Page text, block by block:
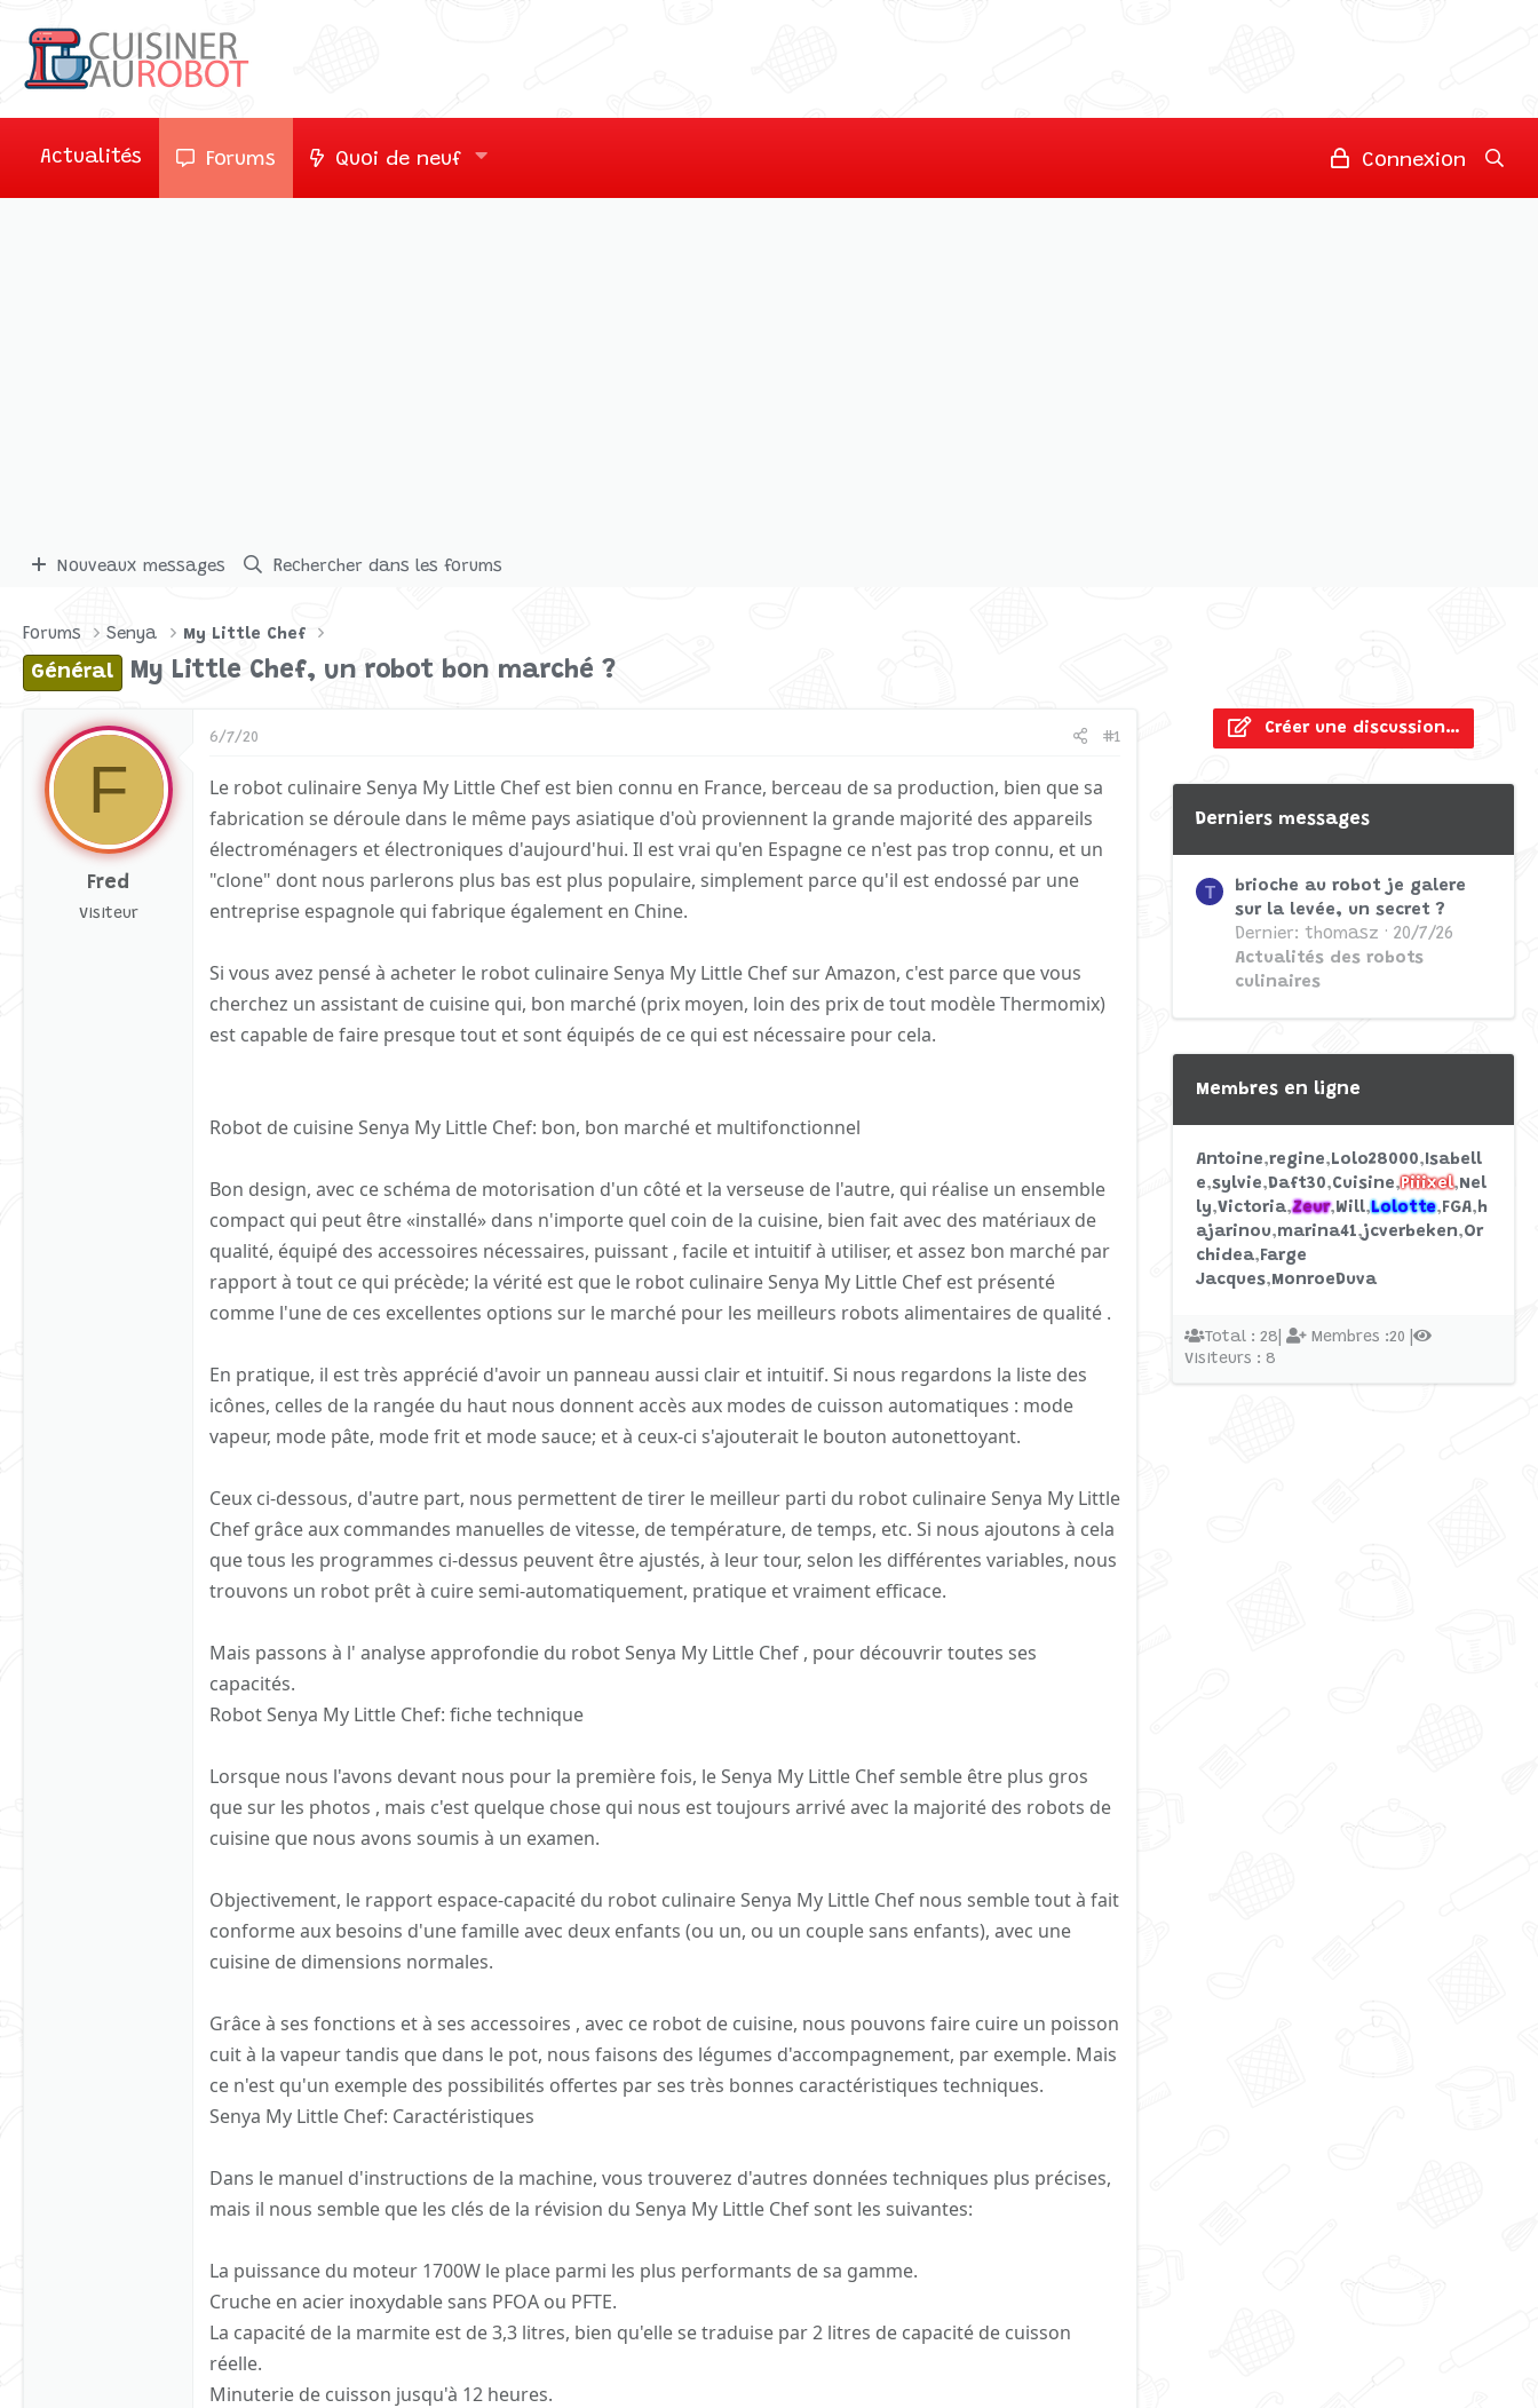
Actualités Forums Quoi de neuf Connexion
Nouveaux messages Rechercher dans les forums
Forums Senya My Little Chef
Général My Little Chef, un robot bon marché ?
F
Fred
Visiteur
6/7/20 #1
Le robot culinaire Senya My Little Chef est bien connu en France, berceau de sa production, bien que sa
fabrication se déroule dans le même pays asiatique d'où proviennent la grande majorité des appareils
électroménagers et électroniques d'aujourd'hui. Il est vrai qu'en Espagne ce n'est pas trop connu, et un
"clone" dont nous parlerons plus bas est plus populaire, simplement parce qu'il est endossé par une
entreprise espagnole qui fabrique également en Chine.
Si vous avez pensé à acheter le robot culinaire Senya My Little Chef sur Amazon, c'est parce que vous
cherchez un assistant de cuisine qui, bon marché (prix moyen, loin des prix de tout modèle Thermomix)
est capable de faire presque tout et sont équipés de ce qui est nécessaire pour cela.
Robot de cuisine Senya My Little Chef: bon, bon marché et multifonctionnel
Bon design, avec ce schéma de motorisation d'un côté et la verseuse de l'autre, qui réalise un ensemble
compact qui peut être «installé» dans n'importe quel coin de la cuisine, bien fait avec des matériaux de
qualité, équipé des accessoires nécessaires, puissant , facile et intuitif à utiliser, et assez bon marché par
rapport à tout ce qui précède; la vérité est que le robot culinaire Senya My Little Chef est présenté
comme l'une de ces excellentes options sur le marché pour les meilleurs robots alimentaires de qualité .
En pratique, il est très apprécié d'avoir un panneau aussi clair et intuitif. Si nous regardons la liste des
icônes, celles de la rangée du haut nous donnent accès aux modes de cuisson automatiques : mode
vapeur, mode pâte, mode frit et mode sauce; et à ceux-ci s'ajouterait le bouton autonettoyant.
Ceux ci-dessous, d'autre part, nous permettent de tirer le meilleur parti du robot culinaire Senya My Little
Chef grâce aux commandes manuelles de vitesse, de température, de temps, etc. Si nous ajoutons à cela
que tous les programmes ci-dessus peuvent être ajustés, à leur tour, selon les différentes variables, nous
trouvons un robot prêt à cuire semi-automatiquement, pratique et vraiment efficace.
Mais passons à l' analyse approfondie du robot Senya My Little Chef , pour découvrir toutes ses
capacités.
Robot Senya My Little Chef: fiche technique
Lorsque nous l'avons devant nous pour la première fois, le Senya My Little Chef semble être plus gros
que sur les photos , mais c'est quelque chose qui nous est toujours arrivé avec la majorité des robots de
cuisine que nous avons soumis à un examen.
Objectivement, le rapport espace-capacité du robot culinaire Senya My Little Chef nous semble tout à fait
conforme aux besoins d'une famille avec deux enfants (ou un, ou un couple sans enfants), avec une
cuisine de dimensions normales.
Grâce à ses fonctions et à ses accessoires , avec ce robot de cuisine, nous pouvons faire cuire un poisson
cuit à la vapeur tandis que dans le pot, nous faisons des légumes d'accompagnement, par exemple. Mais
ce n'est qu'un exemple des possibilités offertes par ses très bonnes caractéristiques techniques.
Senya My Little Chef: Caractéristiques
Dans le manuel d'instructions de la machine, vous trouverez d'autres données techniques plus précises,
mais il nous semble que les clés de la révision du Senya My Little Chef sont les suivantes:
La puissance du moteur 1700W le place parmi les plus performants de sa gamme.
Cruche en acier inoxydable sans PFOA ou PFTE.
La capacité de la marmite est de 3,3 litres, bien qu'elle se traduise par 2 litres de capacité de cuisson
réelle.
Minuterie de cuisson jusqu'à 12 heures.
Créer une discussion…
Derniers messages
T
brioche au robot je galere
sur la levée, un secret ?
Dernier: thomasz
20/7/26
Actualités des robots
culinaires
Membres en ligne
Antoine regine Lolo28000 Isabell
e sylvie Daft30 Cuisine Piiixel Nel
ly Victoria Zeur Will Lolotte FGA h
ajarinou marina41 jcverbeken Or
chidea Farge
Jacques MonroeDuva
Total : 28|
Membres :20 |
Visiteurs : 8